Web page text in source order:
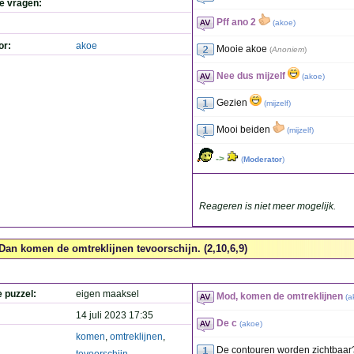
vragen:
akoe
Pff ano 2 (akoe)
Mooie akoe (Anoniem)
Nee dus mijzelf (akoe)
Gezien (mijzelf)
Mooi beiden (mijzelf)
-> (Moderator)
Reageren is niet meer mogelijk.
komen de omtreklijnen tevoorschijn. (2,10,6,9)
puzzel:
eigen maaksel
14 juli 2023 17:35
komen, omtreklijnen,
Mod, komen de omtreklijnen (
De c (akoe)
De contouren worden